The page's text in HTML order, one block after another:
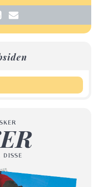
DISSE